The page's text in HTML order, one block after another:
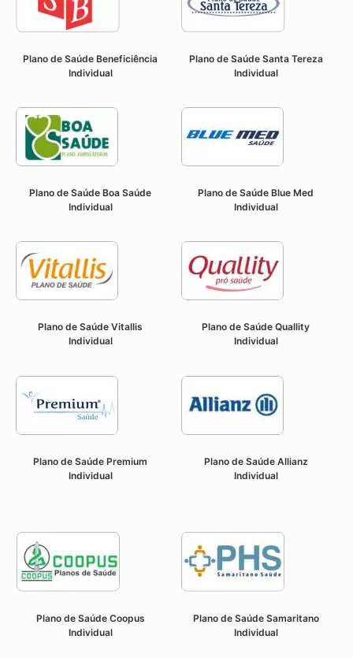
Plano de Saúde Beneficiência
Individual
Plano de Saúde Santa Tereza
Individual
Plano de Saúde Boa Saúde
Individual
Plano de Saúde Blue Med
Individual
Plano de Saúde Vitallis
Individual
Plano de Saúde Quallity
Individual
Plano de Saúde Premium
Individual
Plano de Saúde Allianz
Individual
Plano de Saúde Coopus
Individual
Plano de Saúde Samaritano
Individual